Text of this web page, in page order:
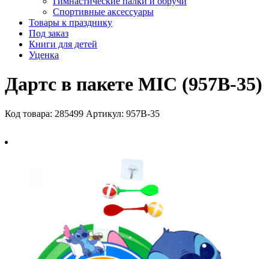
Спортивные аксессуары
Товары к празднику
Под заказ
Книги для детей
Уценка
Дартс в пакете MIC (957B-35)
Код товара: 285499 Артикул: 957B-35